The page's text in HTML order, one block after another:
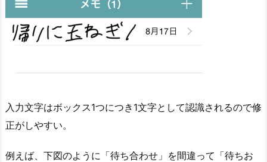
入力文字はボックス1つにつき1文字として認識されるので修
正がしやすい。
例えば、下図のように「待ち合わせ」を間違って「待ちお